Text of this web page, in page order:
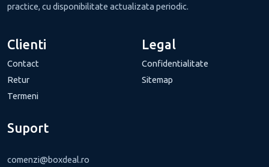
practice, cu disponibilitate actualizata periodic.
Clienti
Contact
Retur
Termeni
Legal
Confidentialitate
Sitemap
Suport
comenzi@boxdeal.ro